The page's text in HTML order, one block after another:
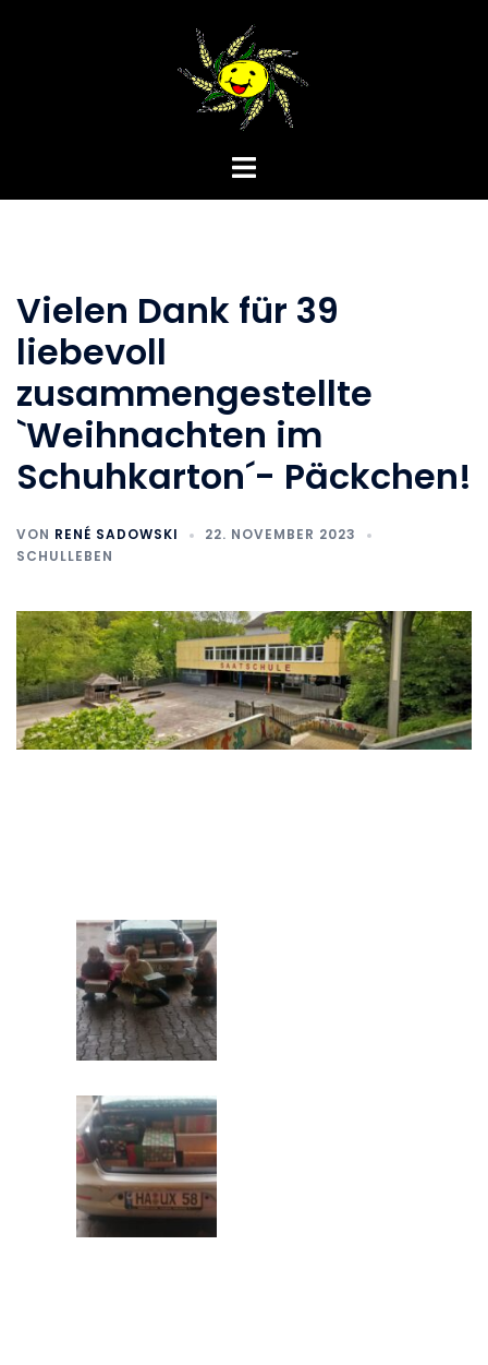
Menü
Vielen Dank für 39
liebevoll
zusammengestellte
`Weihnachten im
Schuhkarton´- Päckchen!
VON RENÉ SADOWSKI
22. NOVEMBER 2023
SCHULLEBEN